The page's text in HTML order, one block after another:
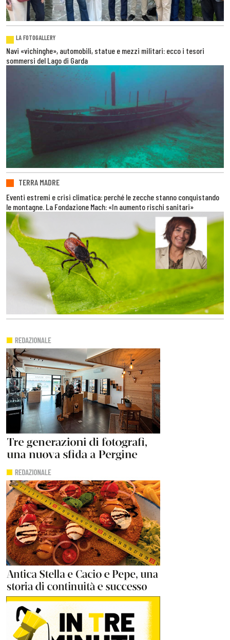
LA FOTOGALLERY
Navi «vichinghe», automobili, statue e mezzi militari: ecco i tesori
sommersi del Lago di Garda
TERRA MADRE
Eventi estremi e crisi climatica: perché le zecche stanno conquistando
le montagne. La Fondazione Mach: «In aumento rischi sanitari»